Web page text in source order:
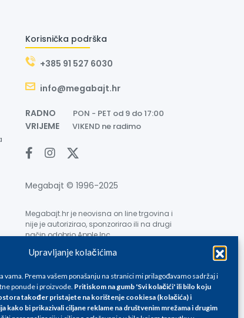
Upravljanje kolačićima
vama. Prema vašem ponašanju na stranici mi prilagođavamo sadržaj i
ponude i proizvode. Pritiskom na gumb 'Svi kolačići' ili bilo koju
također pristajete na korištenje cookiesa (kolačića) i
kako bi prikazivali ciljane reklame nadruštvenim mrežama i drugim
Korisnička podrška
+385 91 527 6030
info@megabajt.hr
RADNO PON - PET od 9 do 17:00
VRIJEME VIKEND ne radimo
Megabajt © 1996-2025
Megabajt.hr je neovisna on line trgovina i
nije je autorizirao, sponzorirao ili na drugi
način odobrio Apple Inc.
karaktera i podložne su promjenama, a